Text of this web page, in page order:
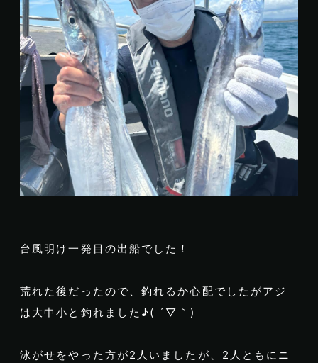
台風明け一発目の出船でした！
荒れた後だったので、釣れるか心配でしたがアジ
は大中小と釣れました♪( ´▽｀)
泳がせをやった方が2人いましたが、2人ともにニ